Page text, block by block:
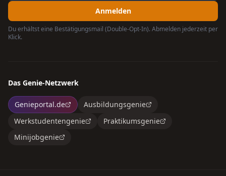
Anmelden
Du erhältst eine Bestätigungsmail (Double-Opt-In). Abmelden jederzeit per
Klick.
Das Genie-Netzwerk
Genieportal.de
Ausbildungsgenie
Werkstudentengenie
Praktikumsgenie
Minijobgenie